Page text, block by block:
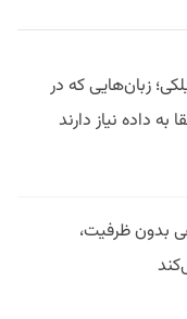
زبان‌هایی که در
داده نیاز دارند
بدون ظرفیت،